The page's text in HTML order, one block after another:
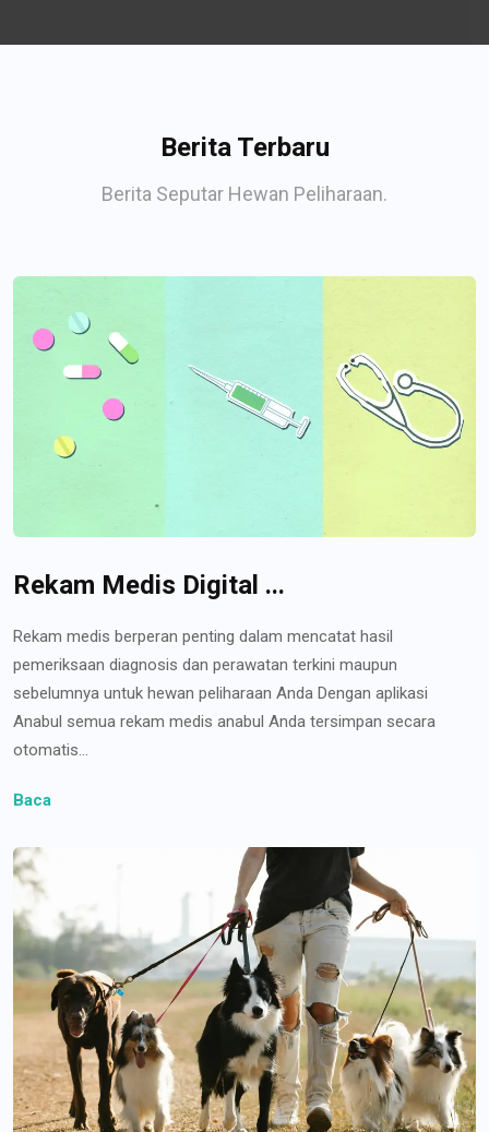
Berita Terbaru
Berita Seputar Hewan Peliharaan.
Rekam Medis Digital ...
Rekam medis berperan penting dalam mencatat hasil
pemeriksaan diagnosis dan perawatan terkini maupun
sebelumnya untuk hewan peliharaan Anda Dengan aplikasi
Anabul semua rekam medis anabul Anda tersimpan secara
otomatis...
Baca